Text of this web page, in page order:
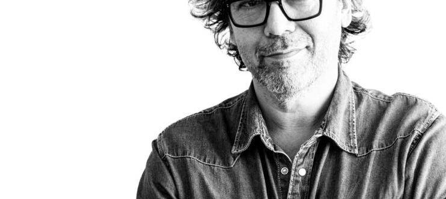
Hebdo39